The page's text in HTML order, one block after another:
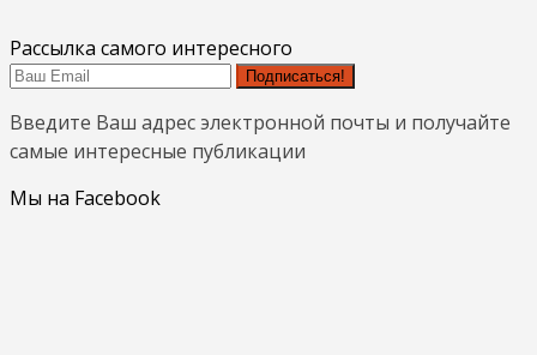
Рассылка самого интересного
Подписаться!
Введите Ваш адрес электронной почты и получайте
самые интересные публикации
Мы на Facebook